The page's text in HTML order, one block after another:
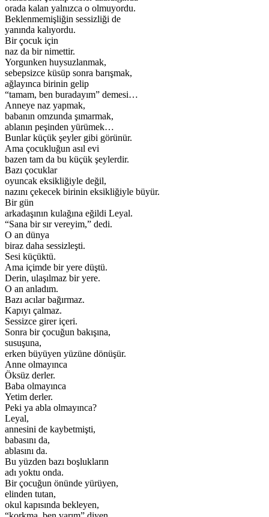
orada kalan yalnızca o olmuyordu.
Beklenmemişliğin sessizliği de
yanında kalıyordu.
Bir çocuk için
naz da bir nimettir.
Yorgunken huysuzlanmak,
sebepsizce küsüp sonra barışmak,
ağlayınca birinin gelip
“tamam, ben buradayım” demesi…
Anneye naz yapmak,
babanın omzunda şımarmak,
ablanın peşinden yürümek…
Bunlar küçük şeyler gibi görünür.
Ama çocukluğun asıl evi
bazen tam da bu küçük şeylerdir.
Bazı çocuklar
oyuncak eksikliğiyle değil,
nazını çekecek birinin eksikliğiyle büyür.
Bir gün
arkadaşının kulağına eğildi Leyal.
“Sana bir sır vereyim,” dedi.
O an dünya
biraz daha sessizleşti.
Sesi küçüktü.
Ama içimde bir yere düştü.
Derin, ulaşılmaz bir yere.
O an anladım.
Bazı acılar bağırmaz.
Kapıyı çalmaz.
Sessizce girer içeri.
Sonra bir çocuğun bakışına,
susuşuna,
erken büyüyen yüzüne dönüşür.
Anne olmayınca
Öksüz derler.
Baba olmayınca
Yetim derler.
Peki ya abla olmayınca?
Leyal,
annesini de kaybetmişti,
babasını da,
ablasını da.
Bu yüzden bazı boşlukların
adı yoktu onda.
Bir çocuğun önünde yürüyen,
elinden tutan,
okul kapısında bekleyen,